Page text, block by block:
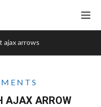
ajax arrows
AJAX ARROW